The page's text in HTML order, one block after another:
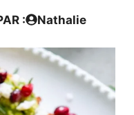
: Nathalie